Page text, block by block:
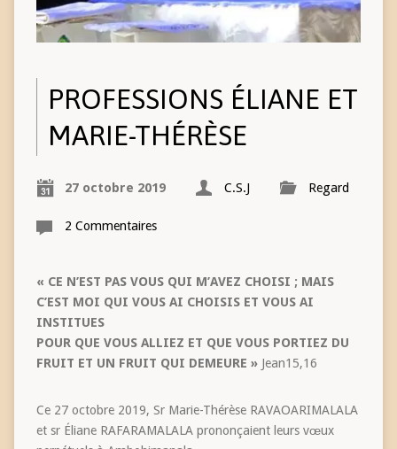
PROFESSIONS ÉLIANE ET
MARIE-THÉRÈSE
27 octobre 2019 C.S.J Regard
2 Commentaires
« CE N’EST PAS VOUS QUI M’AVEZ CHOISI ; MAIS
C’EST MOI QUI VOUS AI CHOISIS ET VOUS AI
INSTITUES
POUR QUE VOUS ALLIEZ ET QUE VOUS PORTIEZ DU
FRUIT ET UN FRUIT QUI DEMEURE »Jean15,16
Ce 27 octobre 2019, Sr Marie-Thérèse RAVAOARIMALALA
et sr Éliane RAFARAMALALA prononçaient leurs vœux